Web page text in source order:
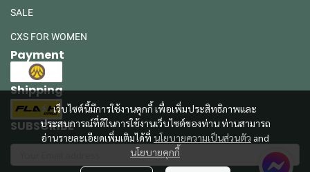
เว็บไซต์นี้มีการใช้งานคุกกี้ เพื่อเพิ่มประสิทธิภาพและ
ประสบการณ์ที่ดีในการใช้งานเว็บไซต์ของท่าน ท่านสามารถ
อ่านรายละเอียดเพิ่มเติมได้ที่ นโยบายความเป็นส่วนตัว and
นโยบายคุกกี้
SALE
CXS FOR WOMEN
Payment
Shipping
SUBSCRIBE